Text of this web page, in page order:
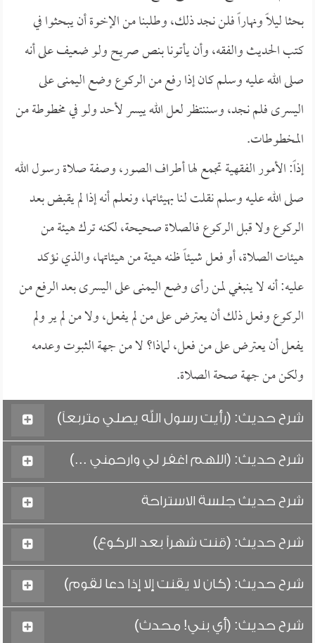
بحثا ليلاً ونهاراً فلن نجد ذلك، وطلبنا من الإخوة أن يبحثوا في
كتب الحديث والفقه، وأن يأتونا بنص صريح ولو ضعيف على أنه
صلى الله عليه وسلم كان إذا رفع من الركوع وضع اليمنى على
اليسرى فلم نجد، وسننتظر لعل الله ييسر لأحد ولو في مخطوطة من
المخطوطات.
إذاً: الأمور الفقهية تجمع لها أطراف الصور، وصفة صلاة رسول الله
صلى الله عليه وسلم نقلت لنا بهيئاتها، ونعلم أنه إذا لم يقبض بعد
الركوع ولا قبل الركوع فالصلاة صحيحة، لكنه ترك هيئة من
هيئات الصلاة، أو فعل شيئاً ظنه هيئة من هيئاتها، والذي نؤكد
عليه: أنه لا ينبغي لمن رأى وضع اليمنى على اليسرى بعد الرفع من
الركوع وفعل ذلك أن يعترض على من لم يفعل، ولا من لم ير ولم
يفعل أن يعترض على من فعل، لماذا؟ لا من جهة الثبوت وعدمه
ولكن من جهة صحة الصلاة.
شرح حديث: (رأيت رسول الله يصلي متربعاً)
شرح حديث: (اللهم اغفر لي وارحمني ...)
شرح حديث جلسة الاستراحة
شرح حديث: (قنت شهراً بعد الركوع)
شرح حديث: (كان لا يقنت إلا إذا دعا لقوم)
شرح حديث: (أي بني! محدث)